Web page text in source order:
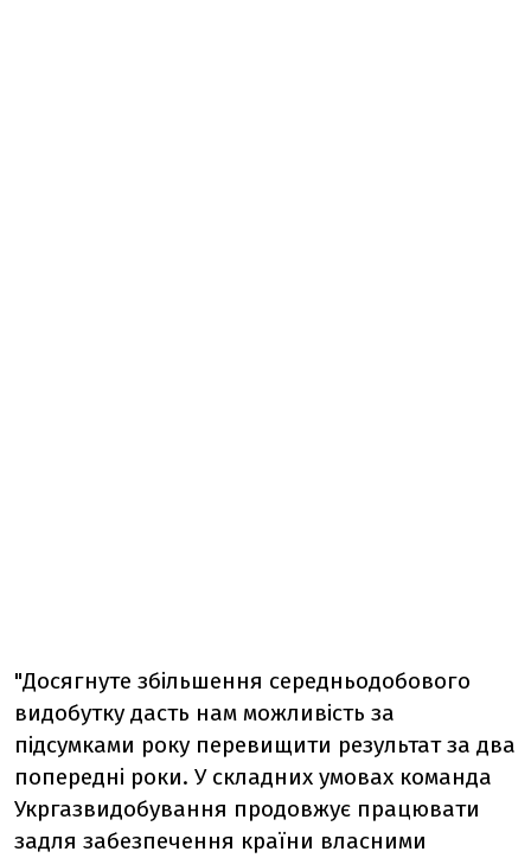
"Досягнуте збільшення середньодобового
видобутку дасть нам можливість за
підсумками року перевищити результат за два
попередні роки. У складних умовах команда
Укргазвидобування продовжує працювати
задля забезпечення країни власними